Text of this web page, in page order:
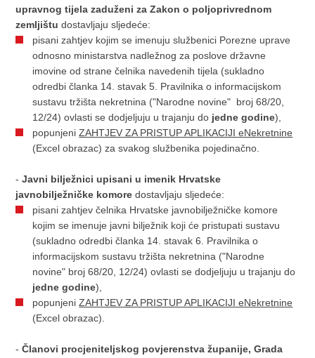
upravnog tijela zaduženi za Zakon o poljoprivrednom
zemljištu dostavljaju sljedeće:
pisani zahtjev kojim se imenuju službenici Porezne uprave
odnosno ministarstva nadležnog za poslove državne
imovine od strane čelnika navedenih tijela (sukladno
odredbi članka 14. stavak 5. Pravilnika o informacijskom
sustavu tržišta nekretnina ("Narodne novine" broj 68/20,
12/24) ovlasti se dodjeljuju u trajanju do jedne godine),
popunjeniZAHTJEV ZA PRISTUP APLIKACIJI eNekretnine
(Excel obrazac) za svakog službenika pojedinačno.
-Javni bilježnici upisani u imenik Hrvatske
javnobilježničke komore dostavljaju sljedeće:
pisani zahtjev čelnika Hrvatske javnobilježničke komore
kojim se imenuje javni bilježnik koji će pristupati sustavu
(sukladno odredbi članka 14. stavak 6. Pravilnika o
informacijskom sustavu tržišta nekretnina ("Narodne
novine" broj 68/20, 12/24) ovlasti se dodjeljuju u trajanju do
jedne godine),
popunjeniZAHTJEV ZA PRISTUP APLIKACIJI eNekretnine
(Excel obrazac).
-Članovi procjeniteljskog povjerenstva županije, Grada